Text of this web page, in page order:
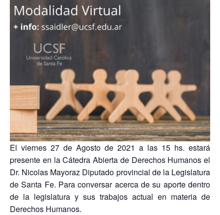
El viernes 27 de Agosto de 2021 a las 15 hs. estará
presente en la Cátedra Abierta de Derechos Humanos el
Dr. Nicolas Mayoraz Diputado provincial de la Legislatura
de Santa Fe. Para conversar acerca de su aporte dentro
de la legislatura y sus trabajos actual en materia de
Derechos Humanos.